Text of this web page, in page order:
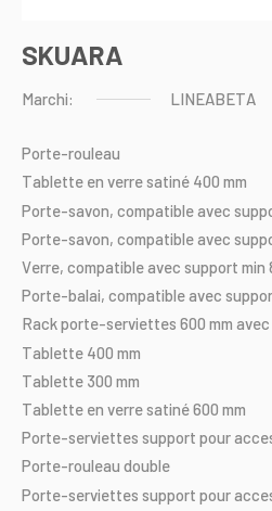
SKUARA
Marchi: LINEABETA
Porte-rouleau
Tablette en verresatiné 400 mm
Porte-savon, compatibleavec
Porte-savon, compatibleavec
Verre, compatibleavec support min
Porte-balai, compatibleavec
Rackporte-serviettes 600 mm avec
Tablette 400 mm
Tablette 300 mm
Tablette en verresatiné600 mm
Porte-serviettes support pour
Porte-rouleau double
Porte-serviettes support pour